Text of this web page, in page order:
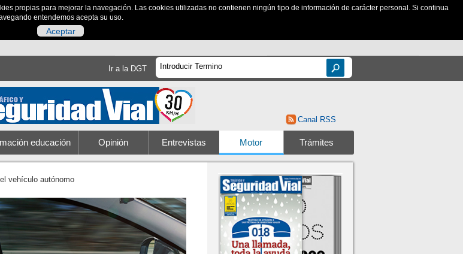
propias para mejorar la navegación. Las cookies utilizadas no contienen ningún tipo de información de carácter personal. Si continua
entendemos acepta su uso.
Aceptar
Ir a la DGT
Canal RSS
educación Opinión Entrevistas Motor Trámites
vehículo autónomo